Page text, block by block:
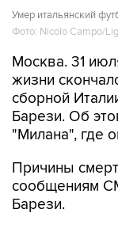
Умер итальянский
Фото: Nicolo Campo/
Москва. 31
жизни
сборной
Барези. Об
"Милана", где
Причины
сообщениям
Барези.